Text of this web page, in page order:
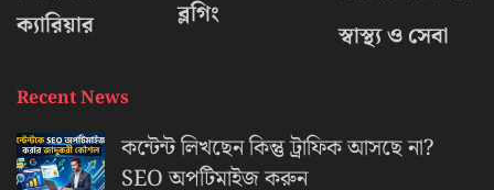
ক্যারিয়ার
ব্লগিং
স্বাস্থ্য ও সেবা
Recent News
কন্টেন্ট লিখছেন কিন্তু ট্রাফিক আসছে না?
‍SEO অপটিমাইজ করুন